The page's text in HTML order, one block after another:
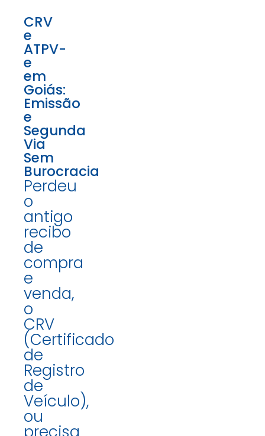
CRV
e
ATPV-
e
em
Goiás:
Emissão
e
Segunda
Via
Sem
Burocracia
Perdeu
o
antigo
recibo
de
compra
e
venda,
o
CRV
(Certificado
de
Registro
de
Veículo),
ou